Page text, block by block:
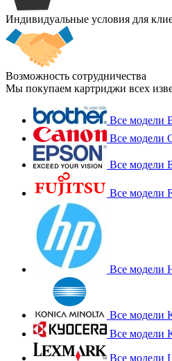
Индивидуальные условия для
Возможность сотрудничества
Мы покупаем картриджи всех
Все модели
Все модели
Все модели
Все модели
Все модели
Все модели
Все модели
Все модели